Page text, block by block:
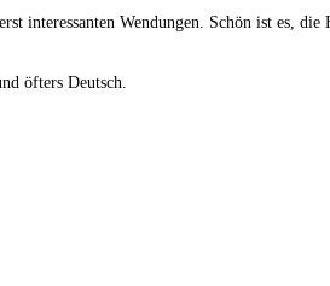
interessanten Wendungen. Schön ist es, die
öfters Deutsch.